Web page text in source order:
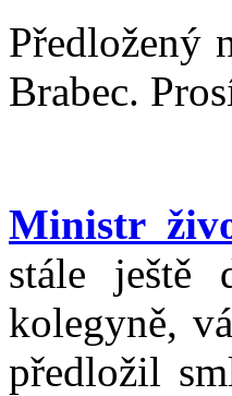
Předložený
Brabec.
Ministr
stále ještě
kolegyně,
předložil